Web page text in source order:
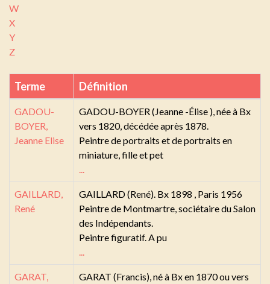
W
X
Y
Z
Terme Définition
GADOU-
BOYER,
Jeanne Elise
GADOU-BOYER (Jeanne -Élise ), née à Bx
vers 1820, décédée après 1878.
Peintre de portraits et de portraits en
miniature, fille et pet
GAILLARD,
René
GAILLARD (René). Bx 1898 , Paris 1956
Peintre de Montmartre, sociétaire du Salon
des Indépendants.
Peintre figuratif. A pu
GARAT,
GARAT (Francis), né à Bx en 1870 ou vers